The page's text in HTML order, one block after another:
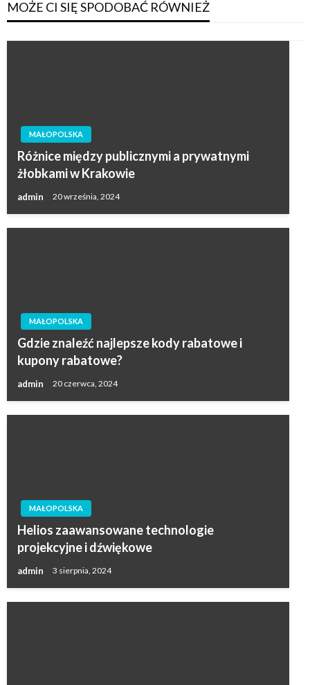
MOŻE CI SIĘ SPODOBAĆ RÓWNIEŻ
MAŁOPOLSKA
Różnice między publicznymi a prywatnymi
żłobkami w Krakowie
admin 20 września, 2024
MAŁOPOLSKA
Gdzie znaleźć najlepsze kody rabatowe i
kupony rabatowe?
admin 20 czerwca, 2024
MAŁOPOLSKA
Helios zaawansowane technologie
projekcyjne i dźwiękowe
admin 3 sierpnia, 2024